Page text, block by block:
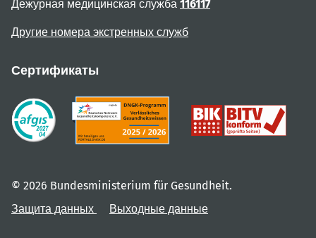
Дежурная медицинская служба 116117
Другие номера экстренных служб
Сертификаты
© 2026 Bundesministerium für Gesundheit.
Защита данных
Выходные данные